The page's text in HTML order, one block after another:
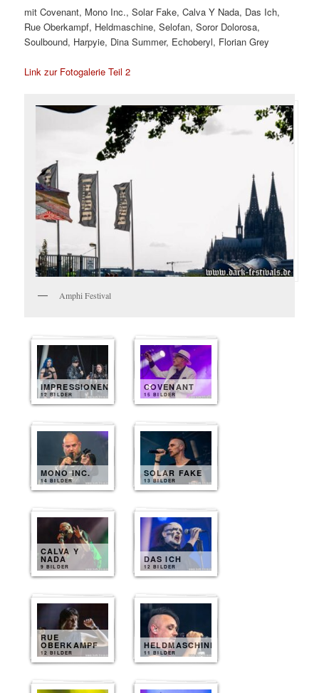
mit Covenant, Mono Inc., Solar Fake, Calva Y Nada, Das Ich,
Rue Oberkampf, Heldmaschine, Selofan, Soror Dolorosa,
Soulbound, Harpyie, Dina Summer, Echoberyl, Florian Grey
Link zur Fotogalerie Teil 2
Amphi Festival
IMPRESSIONEN
12 BILDER
COVENANT
15 BILDER
MONO INC.
14 BILDER
SOLAR FAKE
13 BILDER
CALVA Y
NADA
9 BILDER
DAS ICH
12 BILDER
RUE
OBERKAMPF
12 BILDER
HELDMASCHINE
11 BILDER